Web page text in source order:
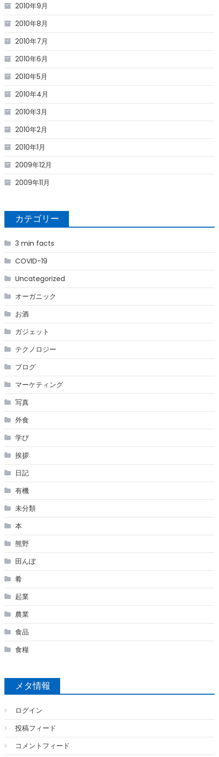
2010年9月
2010年8月
2010年7月
2010年6月
2010年5月
2010年4月
2010年3月
2010年2月
2010年1月
2009年12月
2009年11月
カテゴリー
3 min facts
COVID-19
Uncategorized
オーガニック
お酒
ガジェット
テクノロジー
ブログ
マーケティング
写真
外食
学び
挨拶
日記
有機
未分類
本
熊野
田んぼ
肴
起業
農業
食品
食糧
メタ情報
ログイン
投稿フィード
コメントフィード